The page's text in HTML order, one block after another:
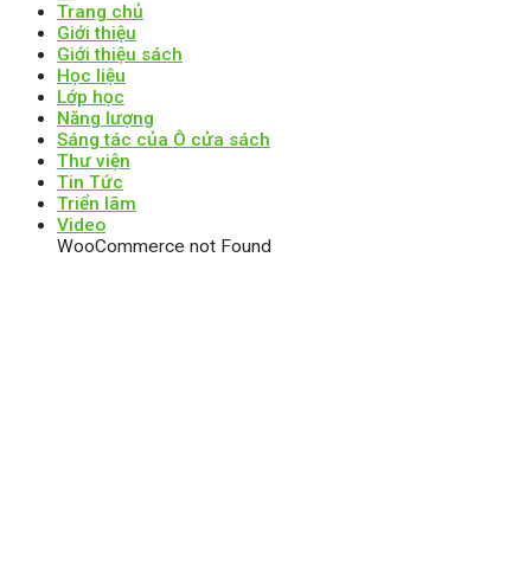
Trang chủ
Giới thiệu
Giới thiệu sách
Học liệu
Lớp học
Năng lượng
Sáng tác của Ô cửa sách
Thư viện
Tin Tức
Triển lãm
Video
WooCommerce not Found